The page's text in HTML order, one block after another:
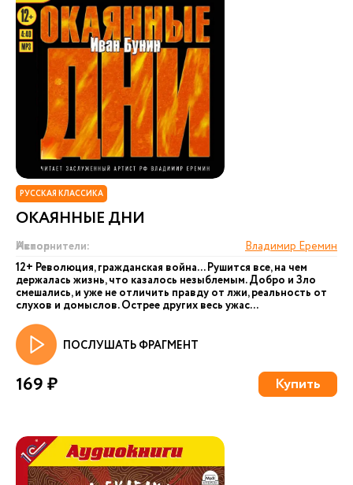
РУССКАЯ КЛАССИКА
ОКАЯННЫЕ ДНИ
Автор:
Исполнители:
Владимир Еремин
12+ Революция, гражданская война... Рушится все, на чем
держалась жизнь, что казалось незыблемым. Добро и Зло
смешались, и уже не отличить правду от лжи, реальность от
слухов и домыслов. Острее других весь ужас...
ПОСЛУШАТЬ ФРАГМЕНТ
169 ₽ Купить